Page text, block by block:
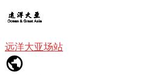
远洋大亚场站